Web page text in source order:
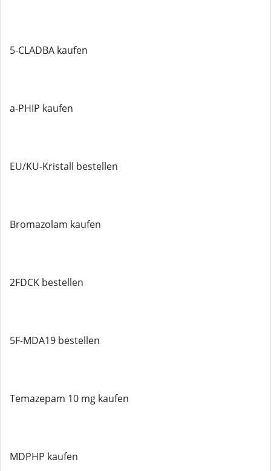
5-CLADBA kaufen
a-PHIP kaufen
EU/KU-Kristall bestellen
Bromazolam kaufen
2FDCK bestellen
5F-MDA19 bestellen
Temazepam 10 mg kaufen
MDPHP kaufen